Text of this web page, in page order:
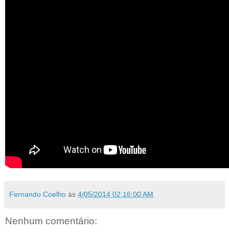
Fernando Coelho às 4/05/2014 02:16:00 AM
Nenhum comentário: